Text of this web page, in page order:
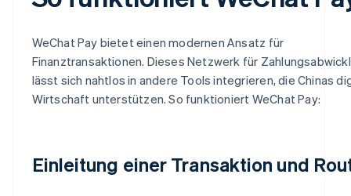
WeChat Pay bietet einen modernen Ansatz für
Finanztransaktionen. Dieses Netzwerk für
lässt sich nahtlos in andere Tools integrieren, die Chinas
Wirtschaft unterstützen. So funktioniert WeChat Pay:
Einleitung einer Transaktion und